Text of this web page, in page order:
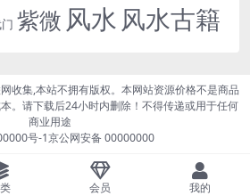
紫微 风水 风水古籍
收集,本站不拥有版权。本网站资源价格不是商品
。请下载后24小时内删除！不得传递或用于任何
商业用途
号-1京公网安备 00000000
会员 我的